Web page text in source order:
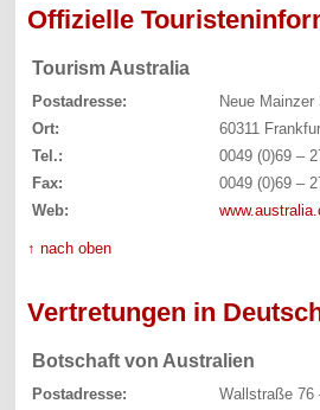
Offizielle
Tourism Australia
Postadresse:
Neue Mainzer
Ort:
60311
Tel.:
0049 (0)69 –
Fax:
0049 (0)69 –
Web:
↑ nach oben
Vertretungen in
Botschaft von Australien
Postadresse:
Wallstraße 76